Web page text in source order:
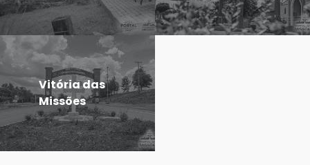
Vitória das
Missões